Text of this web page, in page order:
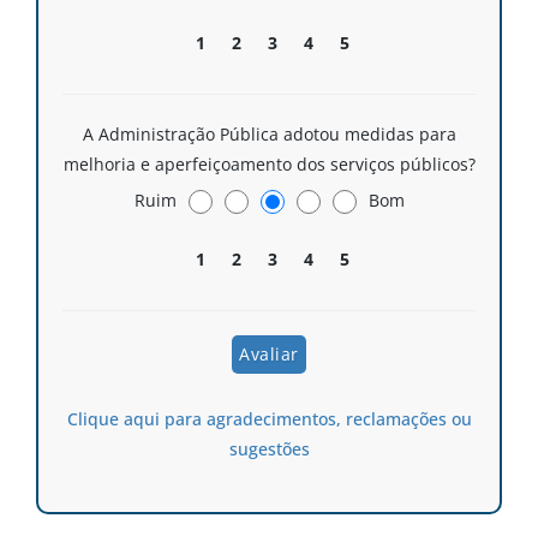
1 2 3 4 5
A Administração Pública adotou medidas para
melhoria e aperfeiçoamento dos serviços públicos?
Ruim
1 2 3 4 5
Bom
Clique aqui para agradecimentos, reclamações ou
sugestões